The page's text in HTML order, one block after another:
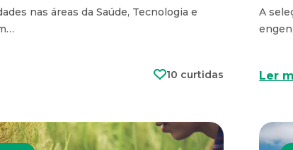
nas áreas da Saúde, Tecnologia e
10 curtidas
A
Ler